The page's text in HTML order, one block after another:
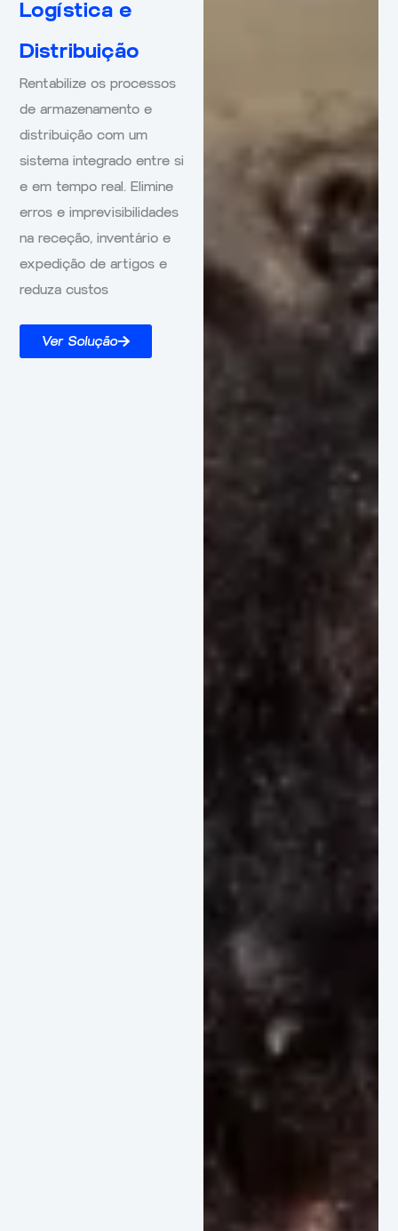
Logística e
Distribuição
Rentabilize os processos
de armazenamento e
distribuição com um
sistema integrado entre si
e em tempo real. Elimine
erros e imprevisibilidades
na receção, inventário e
expedição de artigos e
reduza custos
Ver Solução